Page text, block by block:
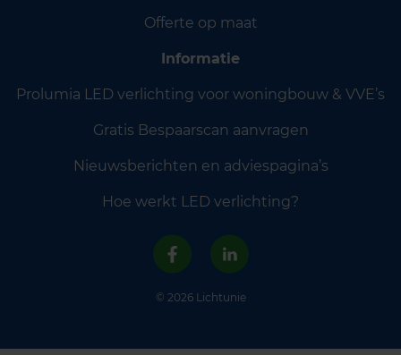
Offerte op maat
Informatie
Prolumia LED verlichting voor woningbouw & VVE’s
Gratis Bespaarscan aanvragen
Nieuwsberichten en adviespagina’s
Hoe werkt LED verlichting?
© 2026 Lichtunie